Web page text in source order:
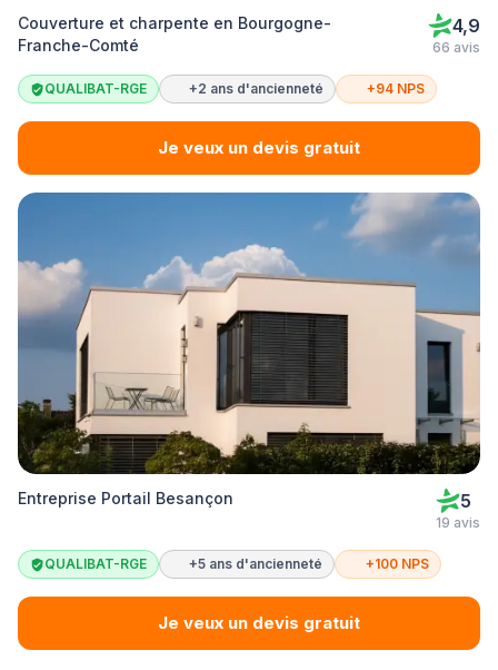
Couverture et charpente en Bourgogne-
Franche-Comté
4,9
66 avis
QUALIBAT-RGE +2 ans d'ancienneté +94 NPS
Je veux un devis gratuit
Entreprise Portail Besançon 5
19 avis
QUALIBAT-RGE +5 ans d'ancienneté +100 NPS
Je veux un devis gratuit